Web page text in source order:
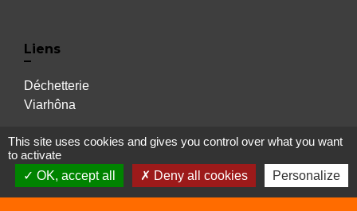
Liens
Déchetterie
Viarhôna
Sites utiles
Balcons du Dauphiné
This site uses cookies and gives you control over what you want
to activate
OK, accept all
Deny all cookies Personalize